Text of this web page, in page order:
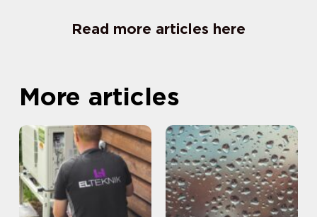
Read more articles here
More articles